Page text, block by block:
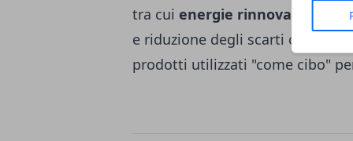
tra cui energie rinnovabili ,
e riduzione degli scarti
prodotti utilizzati "come cibo"